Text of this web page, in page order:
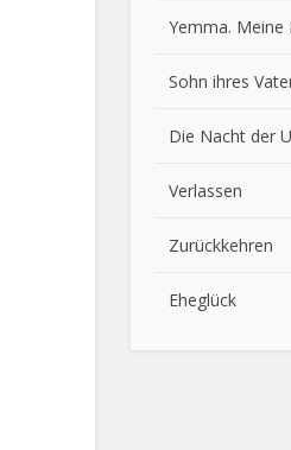
Yemma.
Sohn ihres
Die Nacht der
Verlassen
Zurückkehren
Eheglück